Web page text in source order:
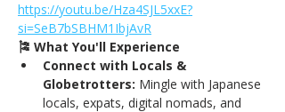
https://youtu.be/Hza4SJL5xxE?
si=SeB7bSBHM1IbjAvR
🎏 What You'll Experience
Connect with Locals &
Globetrotters: Mingle with Japanese
locals, expats, digital nomads, and